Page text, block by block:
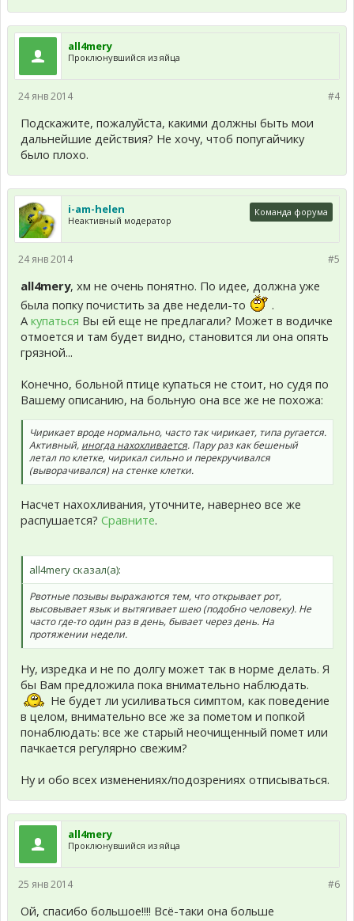
all4mery
Проклюнувшийся из яйца
#4
24 янв 2014
Подскажите, пожалуйста, какими должны быть мои
дальнейшие действия? Не хочу, чтоб попугайчику
было плохо.
i-am-helen
Неактивный модератор
Команда форума
#5
24 янв 2014
all4mery, хм не очень понятно. По идее, должна уже
была попку почистить за две недели-то
.
А купаться Вы ей еще не предлагали? Может в водичке
отмоется и там будет видно, становится ли она опять
грязной...
Конечно, больной птице купаться не стоит, но судя по
Вашему описанию, на больную она все же не похожа:
Чирикает вроде нормально, часто так чирикает, типа ругается.
Активный, иногда нахохливается. Пару раз как бешеный
летал по клетке, чирикал сильно и перекручивался
(выворачивался) на стенке клетки.
Насчет нахохливания, уточните, навернео все же
распушается? Сравните.
all4mery сказал(а):
Рвотные позывы выражаются тем, что открывает рот,
высовывает язык и вытягивает шею (подобно человеку). Не
часто где-то один раз в день, бывает через день. На
протяжении недели.
Ну, изредка и не по долгу может так в норме делать. Я
бы Вам предложила пока внимательно наблюдать.
Не будет ли усиливаться симптом, как поведение
в целом, внимательно все же за пометом и попкой
понаблюдать: все же старый неочищенный помет или
пачкается регулярно свежим?
Ну и обо всех изменениях/подозрениях отписываться.
all4mery
Проклюнувшийся из яйца
#6
25 янв 2014
Ой, спасибо большое!!!! Всё-таки она больше